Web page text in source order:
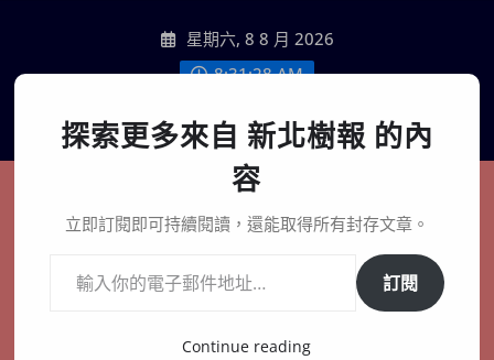
content
星期六, 8 8 月 2026
8:31:30 AM
聯絡我們
新北樹報
在地、記憶、連結、創生
探索更多來自 新北樹報 的內
容
立即訂閱即可持續閱讀，還能取得所有封存文章。
訂閱
Continue reading